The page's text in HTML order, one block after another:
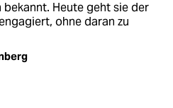
Heute geht sie der
ohne daran zu